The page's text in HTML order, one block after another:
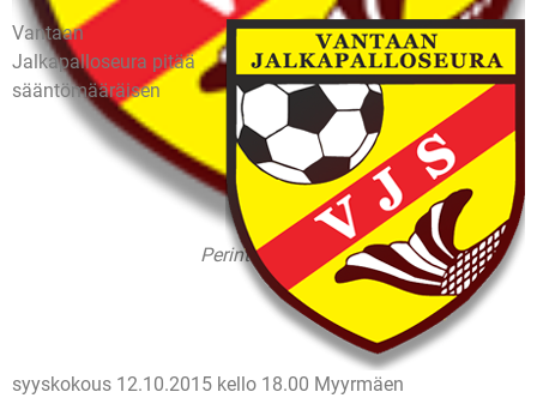
Perinteinen logo
Vantaan
Jalkapalloseura pitää
sääntömääräisen
syyskokous 12.10.2015 kello 18.00 Myyrmäen